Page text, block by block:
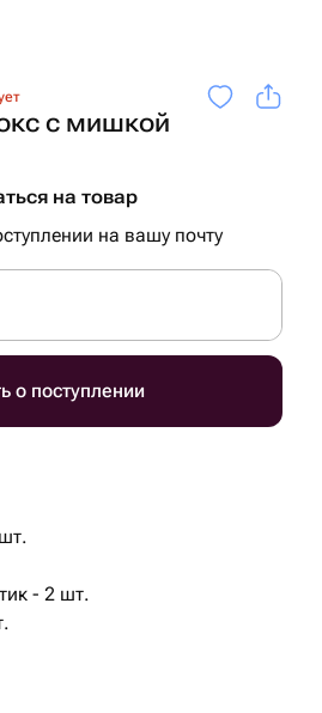
с мишкой
на товар
на вашу почту
о поступлении
- 2 шт.